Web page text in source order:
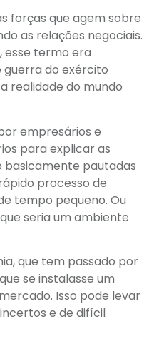
forças que agem sobre
as relações negociais.
esse termo era
do exército
realidade do mundo
empresários e
para explicar as
basicamente pautadas
processo de
tempo pequeno. Ou
seria um ambiente
que tem passado por
se instalasse um
Isso pode levar
e de difícil